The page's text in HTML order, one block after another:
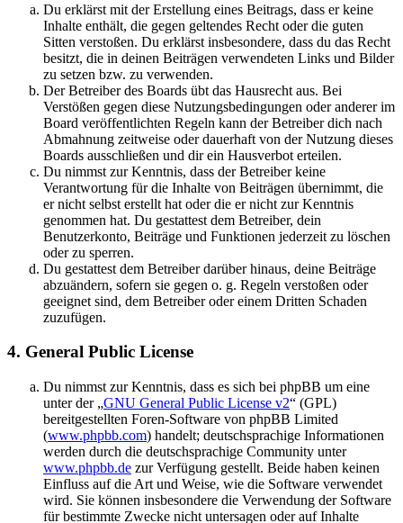
Du erklärst mit der Erstellung eines Beitrags, dass er keine
Inhalte enthält, die gegen geltendes Recht oder die guten
Sitten verstoßen. Du erklärst insbesondere, dass du das Recht
besitzt, die in deinen Beiträgen verwendeten Links und Bilder
zu setzen bzw. zu verwenden.
Der Betreiber des Boards übt das Hausrecht aus. Bei
Verstößen gegen diese Nutzungsbedingungen oder anderer im
Board veröffentlichten Regeln kann der Betreiber dich nach
Abmahnung zeitweise oder dauerhaft von der Nutzung dieses
Boards ausschließen und dir ein Hausverbot erteilen.
Du nimmst zur Kenntnis, dass der Betreiber keine
Verantwortung für die Inhalte von Beiträgen übernimmt, die
er nicht selbst erstellt hat oder die er nicht zur Kenntnis
genommen hat. Du gestattest dem Betreiber, dein
Benutzerkonto, Beiträge und Funktionen jederzeit zu löschen
oder zu sperren.
Du gestattest dem Betreiber darüber hinaus, deine Beiträge
abzuändern, sofern sie gegen o. g. Regeln verstoßen oder
geeignet sind, dem Betreiber oder einem Dritten Schaden
zuzufügen.
4. General Public License
Du nimmst zur Kenntnis, dass es sich bei phpBB um eine
unter der „GNU General Public License v2“ (GPL)
bereitgestellten Foren-Software von phpBB Limited
(www.phpbb.com) handelt; deutschsprachige Informationen
werden durch die deutschsprachige Community unter
www.phpbb.de zur Verfügung gestellt. Beide haben keinen
Einfluss auf die Art und Weise, wie die Software verwendet
wird. Sie können insbesondere die Verwendung der Software
für bestimmte Zwecke nicht untersagen oder auf Inhalte